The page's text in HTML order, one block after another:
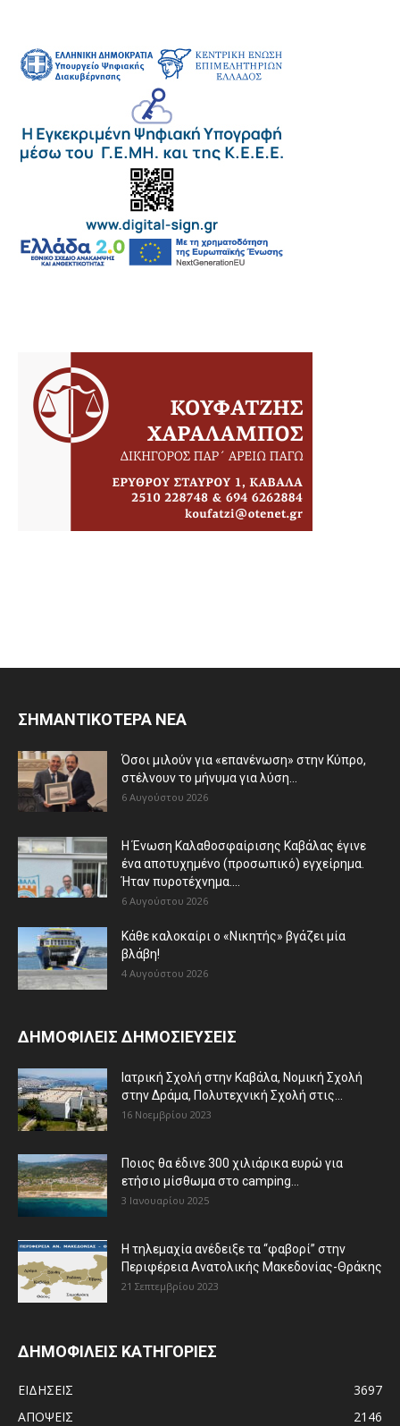
ΣΗΜΑΝΤΙΚΟΤΕΡΑ ΝΕΑ
Όσοι μιλούν για «επανένωση» στην Κύπρο,
στέλνουν το μήνυμα για λύση...
6 Αυγούστου 2026
Η Ένωση Καλαθοσφαίρισης Καβάλας έγινε
ένα αποτυχημένο (προσωπικό) εγχείρημα.
Ήταν πυροτέχνημα....
6 Αυγούστου 2026
Κάθε καλοκαίρι ο «Νικητής» βγάζει μία
βλάβη!
4 Αυγούστου 2026
ΔΗΜΟΦΙΛΕΙΣ ΔΗΜΟΣΙΕΥΣΕΙΣ
Ιατρική Σχολή στην Καβάλα, Νομική Σχολή
στην Δράμα, Πολυτεχνική Σχολή στις...
16 Νοεμβρίου 2023
Ποιος θα έδινε 300 χιλιάρικα ευρώ για
ετήσιο μίσθωμα στο camping...
3 Ιανουαρίου 2025
Η τηλεμαχία ανέδειξε τα “φαβορί” στην
Περιφέρεια Ανατολικής Μακεδονίας-Θράκης
21 Σεπτεμβρίου 2023
ΔΗΜΟΦΙΛΕΙΣ ΚΑΤΗΓΟΡΙΕΣ
ΕΙΔΗΣΕΙΣ
3697
ΑΠΟΨΕΙΣ
2146